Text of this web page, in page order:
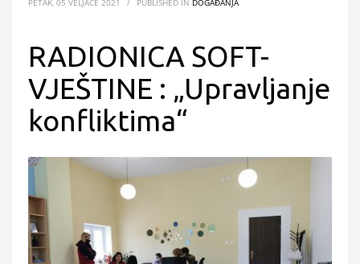
PETAK, 05 VELJAČE 2021 / PUBLISHED IN DOGAĐANJA
RADIONICA SOFT-
VJEŠTINE : „Upravljanje
konfliktima“